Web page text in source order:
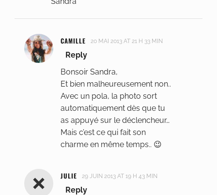
CAMILLE 20 MAI 2013 AT 21 H 33 MIN
Reply
Bonsoir Sandra,
Et bien malheureusement non..
Avec un pola, la photo sort
automatiquement dès que tu
as appuyé sur le déclencheur…
Mais c’est ce qui fait son
charme en même temps.. 😉
JULIE 29 JUIN 2013 AT 19 H 43 MIN
Reply